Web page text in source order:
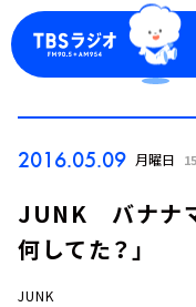
2016.05.09 月曜日
JUNK バナナ
何してた？」
JUNK